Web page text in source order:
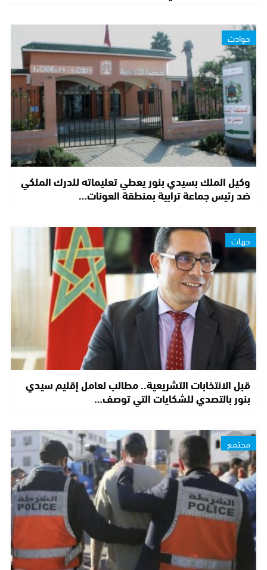
حوادث
وكيل الملك بسيدي بنور يعطي تعليماته للدرك الملكي
ضد رئيس جماعة ترابية بمنطقة العونات…
جهات
قبل الانتخابات التشريعية.. مطالب لعامل إقليم سيدي
بنور بالتصدي للشكايات التي توصف…
مجتمع